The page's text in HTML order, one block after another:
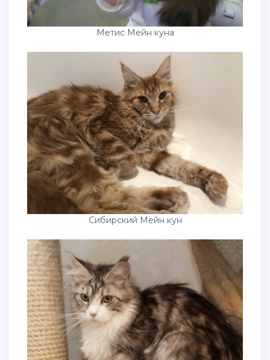
Метис Мейн куна
Сибирский Мейн кун